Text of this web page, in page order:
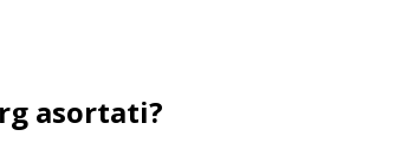
asortati?